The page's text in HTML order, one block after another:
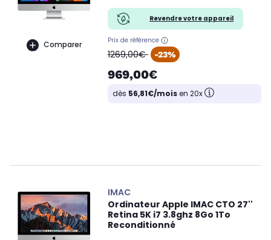
Comparer
Revendre votre appareil
Prix de référence
oldPrice
1269,00€ -23%
969,00€
dès 56,81€/moisen 20x
IMAC
Ordinateur Apple IMAC CTO 27''
Retina 5K i7 3.8ghz 8Go 1To
Reconditionné